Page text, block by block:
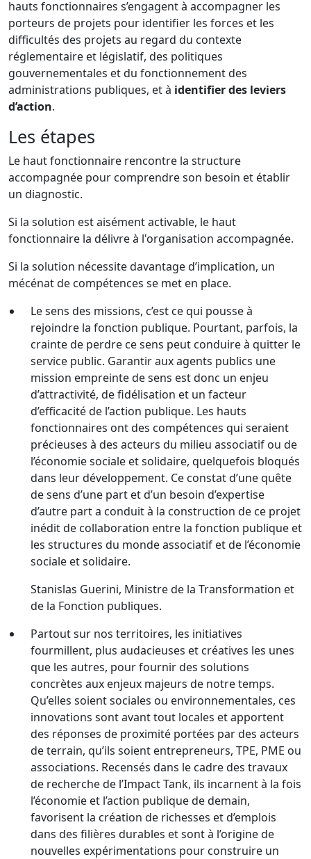
hauts fonctionnaires s’engagent à accompagner les
porteurs de projets pour identifier les forces et les
difficultés des projets au regard du contexte
réglementaire et législatif, des politiques
gouvernementales et du fonctionnement des
administrations publiques, et à identifier des leviers
d’action.
Les étapes
Le haut fonctionnaire rencontre la structure
accompagnée pour comprendre son besoin et établir
un diagnostic.
Si la solution est aisément activable, le haut
fonctionnaire la délivre à l'organisation accompagnée.
Si la solution nécessite davantage d’implication, un
mécénat de compétences se met en place.
Le sens des missions, c’est ce qui pousse à
rejoindre la fonction publique. Pourtant, parfois, la
crainte de perdre ce sens peut conduire à quitter le
service public. Garantir aux agents publics une
mission empreinte de sens est donc un enjeu
d’attractivité, de fidélisation et un facteur
d’efficacité de l’action publique. Les hauts
fonctionnaires ont des compétences qui seraient
précieuses à des acteurs du milieu associatif ou de
l’économie sociale et solidaire, quelquefois bloqués
dans leur développement. Ce constat d’une quête
de sens d’une part et d’un besoin d’expertise
d’autre part a conduit à la construction de ce projet
inédit de collaboration entre la fonction publique et
les structures du monde associatif et de l’économie
sociale et solidaire.
Stanislas Guerini, Ministre de la Transformation et
de la Fonction publiques.
Partout sur nos territoires, les initiatives
fourmillent, plus audacieuses et créatives les unes
que les autres, pour fournir des solutions
concrètes aux enjeux majeurs de notre temps.
Qu’elles soient sociales ou environnementales, ces
innovations sont avant tout locales et apportent
des réponses de proximité portées par des acteurs
de terrain, qu’ils soient entrepreneurs, TPE, PME ou
associations. Recensés dans le cadre des travaux
de recherche de l’Impact Tank, ils incarnent à la fois
l’économie et l’action publique de demain,
favorisent la création de richesses et d’emplois
dans des filières durables et sont à l’origine de
nouvelles expérimentations pour construire un